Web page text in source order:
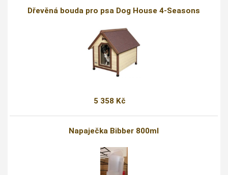
Dřevěná bouda pro psa Dog House 4-Seasons
5 358 Kč
Napaječka Bibber 800ml